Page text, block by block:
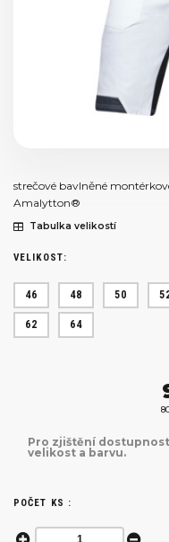
strečové bavlněné
Amalytton®
Tabulka velikostí
VELIKOST:
46 48 50
62 64
Pro zjištění
velikost a barvu.
POČET KS :